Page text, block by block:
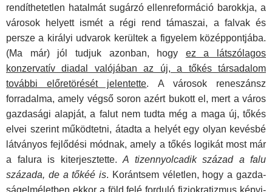
rendíthetetlen hatalmát sugárzó ellenreformáció barokkja, a
városok helyett ismét a régi rend támaszai, a falvak és
persze a királyi udvarok kerültek a figye­lem középpontjába.
(Ma már) jól tudjuk azonban, hogy ez a látszólagos
konzervatív diadal valójában az új, a tőkés társadalom
további előretörését jelentette. A városok re­neszánsz
forradalma, amely végső soron azért bukott el, mert a város
gazdasági alapját, a falut nem tudta még a maga új, tő­kés
elvei szerint működtetni, átadta a helyét egy olyan ke­vésbé
látványos fejlődési módnak, amely a tőkés logikát most már
a falura is kiterjesztette. A tizennyolcadik század a falu
százada, de a tőkéé is. Korántsem véletlen, hogy a gazda­